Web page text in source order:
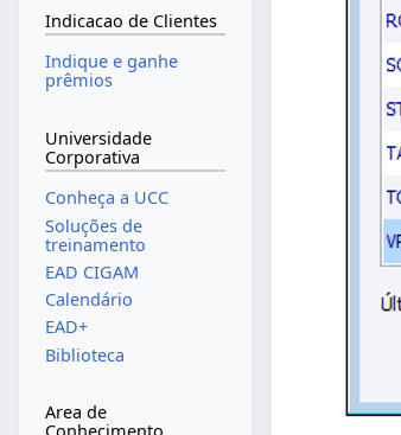
Indicacao de Clientes
Indique e ganhe
prêmios
Universidade
Corporativa
Conheça a UCC
Soluções de
treinamento
EAD CIGAM
Calendário
EAD+
Biblioteca
Area de